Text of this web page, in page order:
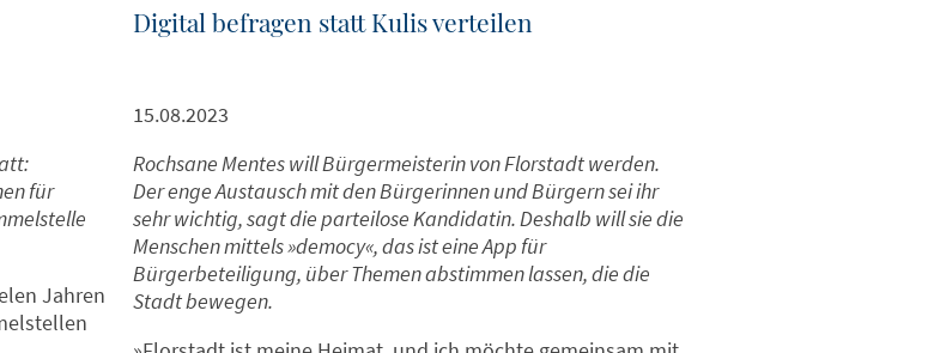
für
Jahren
Digital befragen statt Kulis verteilen
15.08.2023
Rochsane Mentes will Bürgermeisterin von Florstadt werden.
Der enge Austausch mit den Bürgerinnen und Bürgern sei ihr
sehr wichtig, sagt die parteilose Kandidatin. Deshalb will sie die
Menschen mittels »democy«, das ist eine App für
Bürgerbeteiligung, über Themen abstimmen lassen, die die
Stadt bewegen.